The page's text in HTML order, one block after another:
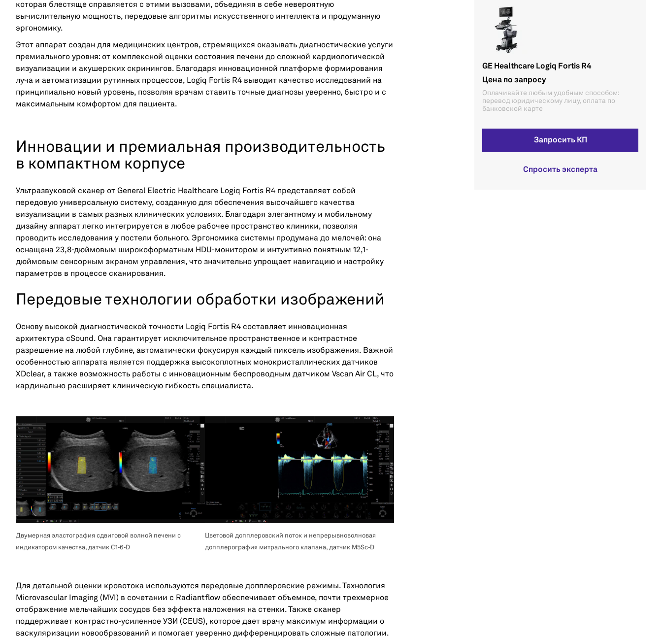
которая блестяще справляется с этими вызовами, объединяя в себе невероятную
вычислительную мощность, передовые алгоритмы искусственного интеллекта и продуманную
эргономику.
Этот аппарат создан для медицинских центров, стремящихся оказывать диагностические услуги
премиального уровня: от комплексной оценки состояния печени до сложной кардиологической
визуализации и акушерских скринингов. Благодаря инновационной платформе формирования
луча и автоматизации рутинных процессов, Logiq Fortis R4 выводит качество исследований на
принципиально новый уровень, позволяя врачам ставить точные диагнозы уверенно, быстро и с
максимальным комфортом для пациента.
Инновации и премиальная производительность
в компактном корпусе
Ультразвуковой сканер от General Electric Healthcare Logiq Fortis R4 представляет собой
передовую универсальную систему, созданную для обеспечения высочайшего качества
визуализации в самых разных клинических условиях. Благодаря элегантному и мобильному
дизайну аппарат легко интегрируется в любое рабочее пространство клиники, позволяя
проводить исследования у постели больного. Эргономика системы продумана до мелочей: она
оснащена 23,8-дюймовым широкоформатным HDU-монитором и интуитивно понятным 12,1-
дюймовым сенсорным экраном управления, что значительно упрощает навигацию и настройку
параметров в процессе сканирования.
Передовые технологии обработки изображений
Основу высокой диагностической точности Logiq Fortis R4 составляет инновационная
архитектура cSound. Она гарантирует исключительное пространственное и контрастное
разрешение на любой глубине, автоматически фокусируя каждый пиксель изображения. Важной
особенностью аппарата является поддержка высокоплотных монокристаллических датчиков
XDclear, а также возможность работы с инновационным беспроводным датчиком Vscan Air CL, что
кардинально расширяет клиническую гибкость специалиста.
Двумерная эластография сдвиговой волной печени с
индикатором качества, датчик C1‑6‑D
Цветовой допплеровский поток и непрерывноволновая
допплерография митрального клапана, датчик M5Sc‑D
Для детальной оценки кровотока используются передовые допплеровские режимы. Технология
Microvascular Imaging (MVI) в сочетании с Radiantflow обеспечивает объемное, почти трехмерное
отображение мельчайших сосудов без эффекта наложения на стенки. Также сканер
поддерживает контрастно-усиленное УЗИ (CEUS), которое дает врачу максимум информации о
васкуляризации новообразований и помогает уверенно дифференцировать сложные патологии.
GE Healthcare Logiq Fortis R4
Цена по запросу
Оплачивайте любым удобным способом:
перевод юридическому лицу, оплата по
банковской карте
Запросить КП
Спросить эксперта